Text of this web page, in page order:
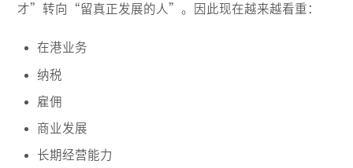
才”转向“留真正发展的人”。因此现在越来越看重：
在港业务
纳税
雇佣
商业发展
长期经营能力